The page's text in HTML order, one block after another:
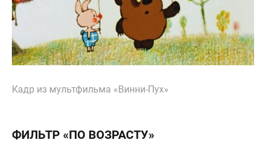
Кадр из мультфильма «Винни-Пух»
ФИЛЬТР «ПО ВОЗРАСТУ»